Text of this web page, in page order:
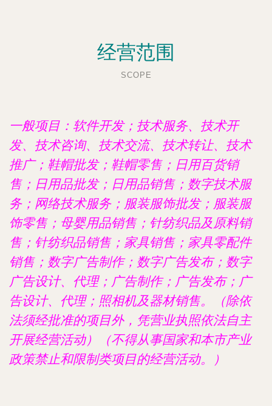
经营范围
SCOPE
一般项目：软件开发；技术服务、技术开
发、技术咨询、技术交流、技术转让、技术
推广；鞋帽批发；鞋帽零售；日用百货销
售；日用品批发；日用品销售；数字技术服
务；网络技术服务；服装服饰批发；服装服
饰零售；母婴用品销售；针纺织品及原料销
售；针纺织品销售；家具销售；家具零配件
销售；数字广告制作；数字广告发布；数字
广告设计、代理；广告制作；广告发布；广
告设计、代理；照相机及器材销售。（除依
法须经批准的项目外，凭营业执照依法自主
开展经营活动）（不得从事国家和本市产业
政策禁止和限制类项目的经营活动。）